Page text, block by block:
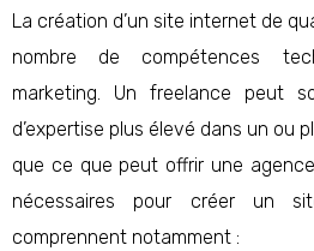
La création d’un site internet de
nombre de compétences
marketing. Un freelance peut
d’expertise plus élevé dans un ou
que ce que peut offrir une
nécessaires pour créer un
comprennent notamment :